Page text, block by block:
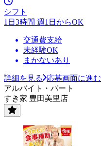
シフト
1日3時間 週1日からOK
交通費支給
未経験OK
まかないあり
詳細を見る
応募画面に進む
アルバイト・パート
すき家 豊田美里店